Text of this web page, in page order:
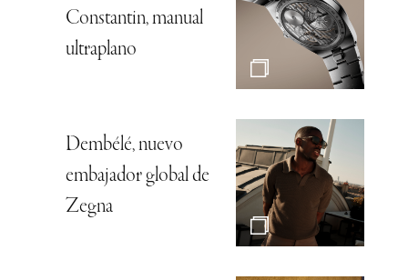
Constantin, manual
ultraplano
Dembélé, nuevo
embajador global de
Zegna